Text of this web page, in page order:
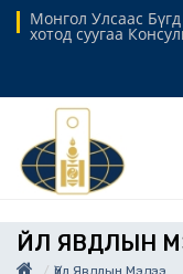
Монгол Улсаас
хотод суугаа
ҮЙЛ ЯВДЛЫН